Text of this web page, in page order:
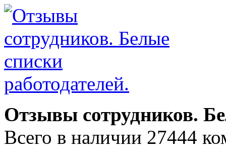
Отзывы сотрудников.
Всего в наличии 27444